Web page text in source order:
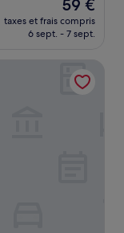
nouveau
prix
de
59 €
59 €
taxes et frais compris
6 sept. - 7 sept.